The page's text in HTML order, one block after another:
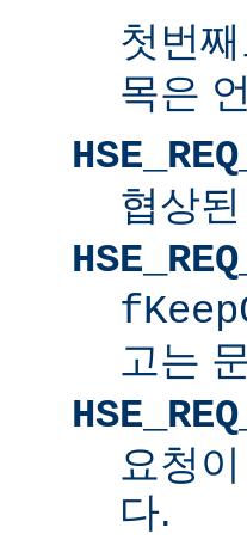
첫번
목은
협상
고는
요청
다.